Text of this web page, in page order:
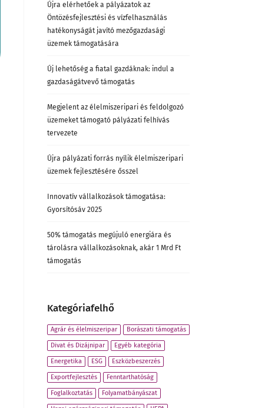
Újra elérhetőek a pályázatok az
Öntözésfejlesztési és vízfelhasználás
hatékonyságát javító mezőgazdasági
üzemek támogatására
Új lehetőség a fiatal gazdáknak: indul a
gazdaságátvevő támogatás
Megjelent az élelmiszeripari és feldolgozó
üzemeket támogató pályázati felhívás
tervezete
Újra pályázati forrás nyílik élelmiszeripari
üzemek fejlesztésére ősszel
Innovatív vállalkozások támogatása:
Gyorsítósáv 2025
50% támogatás megújuló energiára és
tárolásra vállalkozásoknak, akár 1 Mrd Ft
támogatás
Kategóriafelhő
Agrár és élelmiszeripar Borászati támogatás
Divat és Dizájnipar Egyéb kategória
Energetika ESG Eszközbeszerzés
Exportfejlesztés Fenntarthatóság
Foglalkoztatás Folyamatbányászat